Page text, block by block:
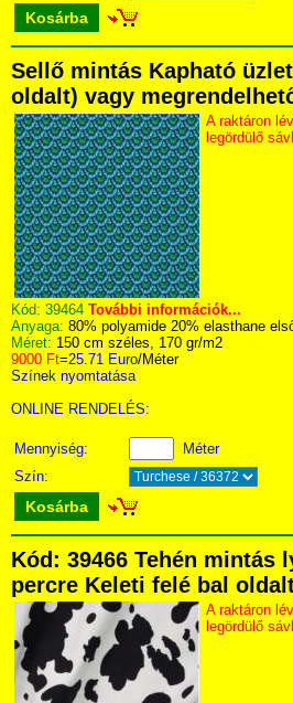
Kosárba
Sellő mintás Kapható
oldalt) vagy
A raktáron
legördülő
Kód: 39464 További információk...
Anyaga: 80% polyamide 20% elasthane
Méret: 150 cm széles, 170 gr/m2
9000 Ft=25.71 Euro/Méter
Színek nyomtatása
ONLINE RENDELÉS:
Mennyiség:
Méter
Szín:
Kosárba
Kód: 39466 Tehén mintás
percre Keleti felé bal
A raktáron
legördülő